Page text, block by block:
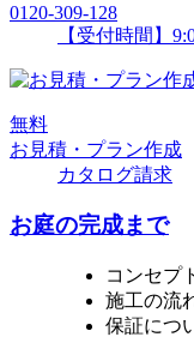
0120-309-128
【受付時間】
無料
お見積・プラン作成
カタログ請求
お庭の完成まで
コンセプ
施工の流
保証につ